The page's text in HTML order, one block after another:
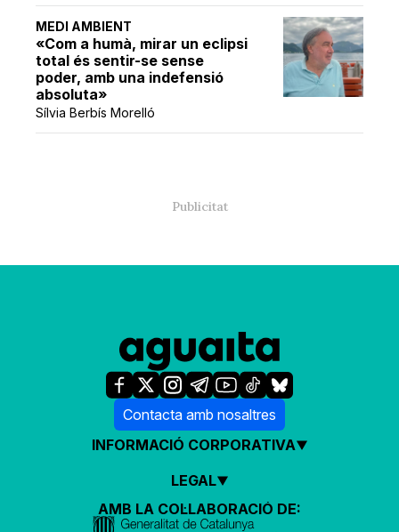
MEDI AMBIENT
«Com a humà, mirar un eclipsi
total és sentir-se sense
poder, amb una indefensió
absoluta»
Sílvia Berbís Morelló
Contacta amb nosaltres
INFORMACIÓ CORPORATIVA
LEGAL
AMB LA COL·LABORACIÓ DE: